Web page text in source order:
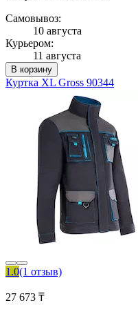
Самовывоз:
10 августа
Курьером:
11 августа
В корзину
Куртка XL Gross 90344
1.0(1 отзыв)
27 673 ₸